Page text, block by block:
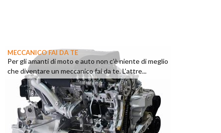
MECCANICO FAI DA TE
Per gli amanti di moto e auto non c’è niente di meglio
che diventare un meccanico fai da te. L’attre...